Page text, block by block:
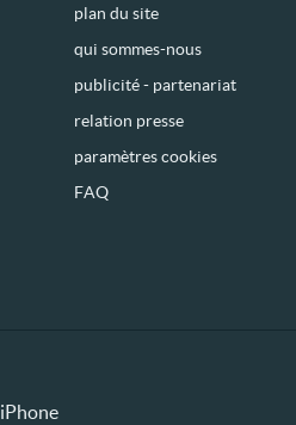
plan du site
qui sommes-nous
publicité - partenariat
relation presse
paramètres cookies
FAQ
iPhone